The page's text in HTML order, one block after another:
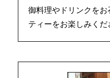
御料理やドリンクを
ティーをお楽しみくだ